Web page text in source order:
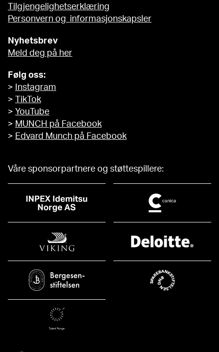
Tilgjengelighetserklæring
Personvern og informasjonskapsler
Nyhetsbrev
Meld deg på her
Følg oss:
>
Instagram
>
TikTok
> YouTube
> MUNCH på Facebook
> Edvard Munch på Facebook
Våre sponsorpartnere og støttespillere: